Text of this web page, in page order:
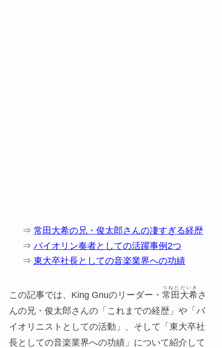
⇒ 常田大希の兄・俊太郎さんの凄すぎる経歴
⇒ バイオリン奏者としての活躍事例2つ
⇒ 東大卒社長としての音楽業界への功績
この記事では、King Gnuのリーダー・ 常田大希
つねただいき
さ
んの兄・俊太郎さんの「これまでの経歴」や「バ
イオリニストとしての活動」、そして「東大卒社
長としての音楽業界への功績」について紹介して